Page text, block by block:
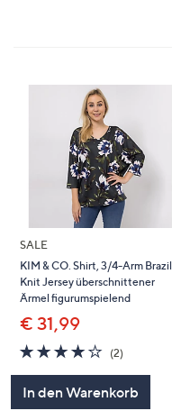
SALE
KIM & CO. Shirt, 3/4-Arm Brazil
Knit Jersey überschnittener
Ärmel figurumspielend
€ 31,99
4.0
von
(2)2
In den Warenkorb